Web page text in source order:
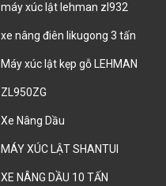
máy xúc lật lehman zl932
xe nâng điên likugong 3 tấn
Máy xúc lật kẹp gỗ LEHMAN
ZL950ZG
Xe Nâng Dầu
MÁY XÚC LẬT SHANTUI
XE NÂNG DẦU 10 TẤN